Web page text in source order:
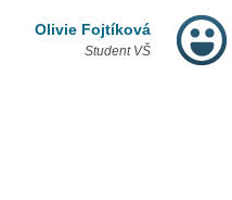
Olivie Fojtíková
Student VŠ